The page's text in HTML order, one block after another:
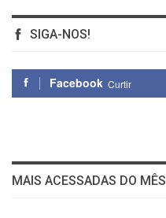
SIGA-NOS!
Facebook Curtir
MAIS ACESSADAS DO MÊS